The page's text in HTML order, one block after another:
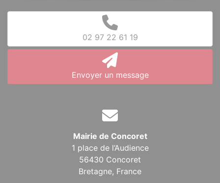
02 97 22 61 19
Envoyer un message
Mairie de Concoret
1 place de l’Audience
56430 Concoret
Bretagne, France